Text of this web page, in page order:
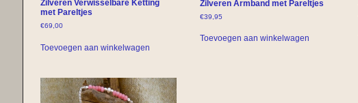
Zilveren Verwisselbare Ketting
met Pareltjes
€69,00
Toevoegen aan winkelwagen
Zilveren Armband met Pareltjes
€39,95
Toevoegen aan winkelwagen